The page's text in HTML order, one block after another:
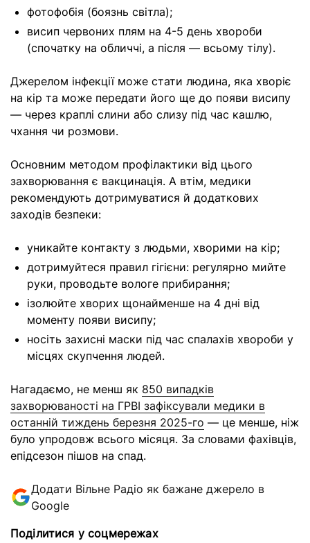
фотофобія (боязнь світла);
висип червоних плям на 4-5 день хвороби
(спочатку на обличчі, а після — всьому тілу).
Джерелом інфекції може стати людина, яка хворіє
на кір та може передати його ще до появи висипу
— через краплі слини або слизу під час кашлю,
чхання чи розмови.
Основним методом профілактики від цього
захворювання є вакцинація. А втім, медики
рекомендують дотримуватися й додаткових
заходів безпеки:
уникайте контакту з людьми, хворими на кір;
дотримуйтеся правил гігієни: регулярно мийте
руки, проводьте вологе прибирання;
ізолюйте хворих щонайменше на 4 дні від
моменту появи висипу;
носіть захисні маски під час спалахів хвороби у
місцях скупчення людей.
Нагадаємо, не менш як 850 випадків
захворюваності на ГРВІ зафіксували медики в
останній тиждень березня 2025-го — це менше, ніж
було упродовж всього місяця. За словами фахівців,
епідсезон пішов на спад.
Додати Вільне Радіо як бажане джерело в
Google
Поділитися у соцмережах